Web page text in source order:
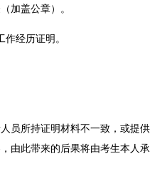
加盖公章）。
作经历证明。
员所持证明材料不一致，或提供
由此带来的后果将由考生本人承